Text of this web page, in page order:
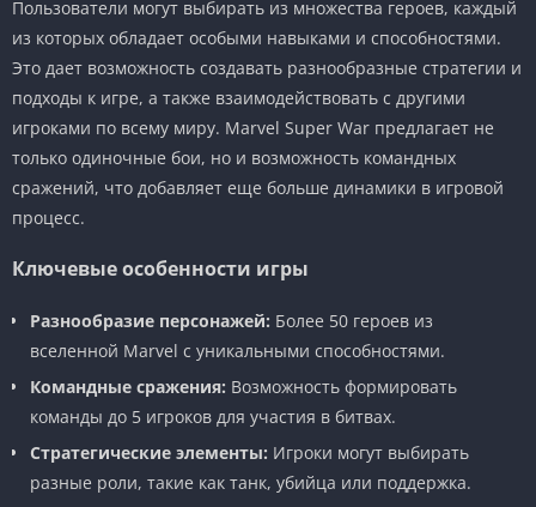
Пользователи могут выбирать из множества героев, каждый
из которых обладает особыми навыками и способностями.
Это дает возможность создавать разнообразные стратегии и
подходы к игре, а также взаимодействовать с другими
игроками по всему миру. Marvel Super War предлагает не
только одиночные бои, но и возможность командных
сражений, что добавляет еще больше динамики в игровой
процесс.
Ключевые особенности игры
Разнообразие персонажей: Более 50 героев из
вселенной Marvel с уникальными способностями.
Командные сражения: Возможность формировать
команды до 5 игроков для участия в битвах.
Стратегические элементы: Игроки могут выбирать
разные роли, такие как танк, убийца или поддержка.